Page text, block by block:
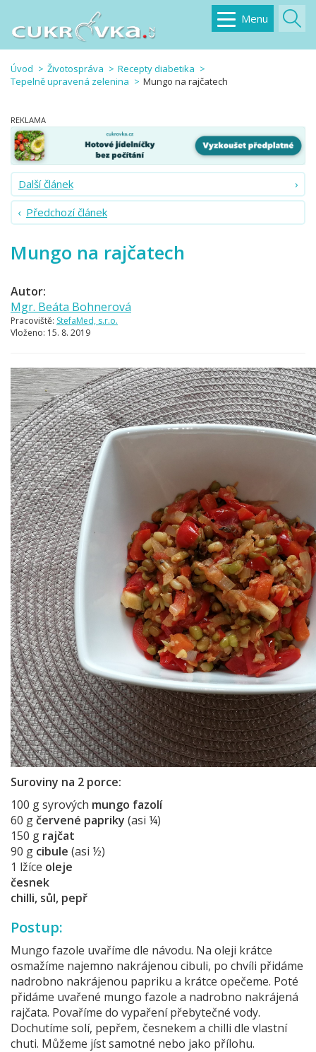
Menu
Úvod Životospráva
Recepty diabetika
Tepelně upravená zelenina
Mungo na rajčatech
Další článek
Předchozí článek
Mungo na rajčatech
Autor:
Mgr. Beáta Bohnerová
Pracoviště: StefaMed, s.r.o.
Vloženo: 15. 8. 2019
Suroviny na 2 porce:
100 g syrových mungo fazolí
60 gčervené papriky (asi ¼)
150 g rajčat
90 g cibule (asi ½)
1 lžíce oleje
česnek
chilli, sůl, pepř
Postup:
Mungo fazole uvaříme dle návodu. Na oleji krátce
osmažíme najemno nakrájenou cibuli, po chvíli přidáme
nadrobno nakrájenou papriku a krátce opečeme. Poté
přidáme uvařené mungo fazole a nadrobno nakrájená
rajčata. Povaříme do vypaření přebytečné vody.
Dochutíme solí, pepřem, česnekem a chilli dle vlastní
chuti. Můžeme jíst samotné nebo jako přílohu.